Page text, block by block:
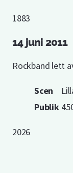
1883
14 juni 2011
Rockband lett
Scen
Publik
2026